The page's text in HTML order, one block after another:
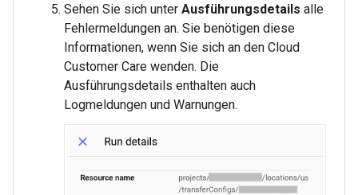
Sehen Sie sich unter Ausführungsdetails alle
Fehlermeldungen an. Sie benötigen diese
Informationen, wenn Sie sich an den Cloud
Customer Care wenden. Die
Ausführungsdetails enthalten auch
Logmeldungen und Warnungen.